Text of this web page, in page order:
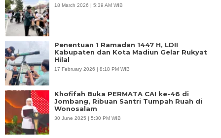
18 March 2026 | 5:39 AM WIB
Penentuan 1 Ramadan 1447 H, LDII
Kabupaten dan Kota Madiun Gelar Rukyat
Hilal
17 February 2026 | 8:18 PM WIB
Khofifah Buka PERMATA CAI ke-46 di
Jombang, Ribuan Santri Tumpah Ruah di
Wonosalam
30 June 2025 | 5:30 PM WIB